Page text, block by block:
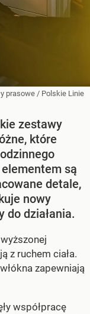
prasowe / Polskie Linie
zestawy
które
są
detale,
nowy
do działania.
z ruchem ciała.
zapewniają
współpracę